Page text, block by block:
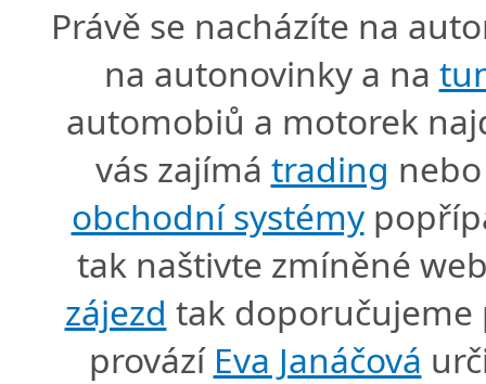
Právě se nacházíte na
na autonovinky a na
automobiů a motorek
vás zajímá trading
obchodní systémy
tak naštivte zmíněné
zájezd tak doporučujeme
provází Eva Janáčová